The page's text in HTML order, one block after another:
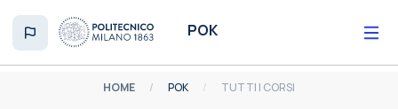
POK
HOME POK TUTTI I CORSI